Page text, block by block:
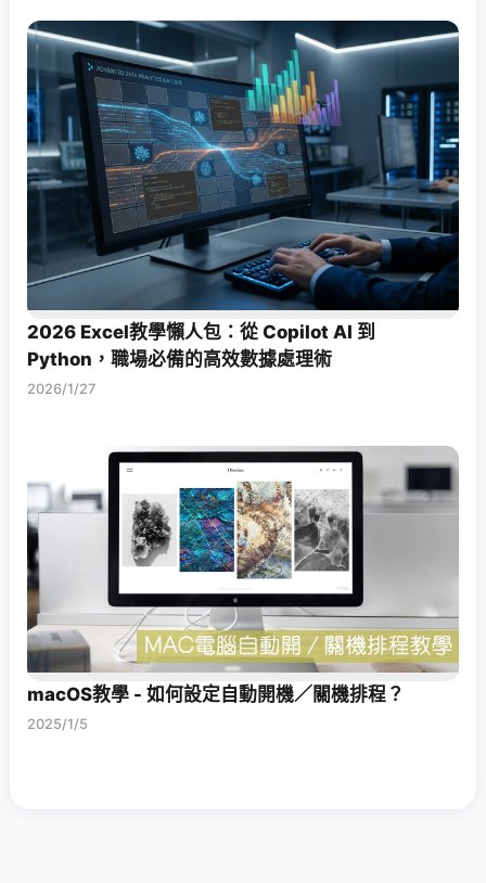
2026 Excel教學懶人包：從 Copilot AI 到
Python，職場必備的高效數據處理術
2026/1/27
macOS教學 - 如何設定自動開機／關機排程？
2025/1/5